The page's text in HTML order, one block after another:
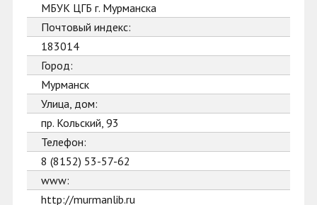
МБУК ЦГБ г. Мурманска
Почтовый индекс:
183014
Город:
Мурманск
Улица, дом:
пр. Кольский, 93
Телефон:
8 (8152) 53-57-62
www:
http://murmanlib.ru